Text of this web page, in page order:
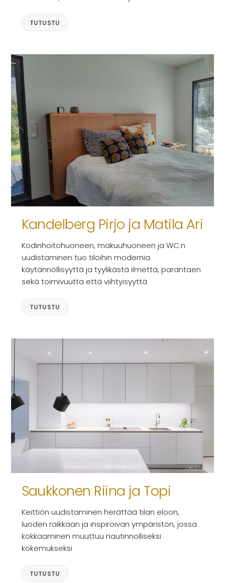
TUTUSTU
Kandelberg Pirjo ja Matila Ari
Kodinhoitohuoneen, makuuhuoneen ja WC:n
uudistaminen tuo tiloihin modernia
käytännöllisyyttä ja tyylikästä ilmettä, parantaen
sekä toimivuutta että viihtyisyyttä
TUTUSTU
Saukkonen Riina ja Topi
Keittiön uudistaminen herättää tilan eloon,
luoden raikkaan ja inspiroivan ympäristön, jossa
kokkaaminen muuttuu nautinnolliseksi
kokemukseksi
TUTUSTU